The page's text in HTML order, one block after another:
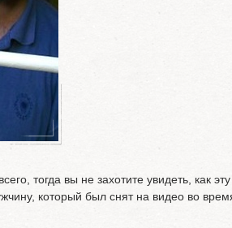
тогда вы не захотите увидеть, как эту
который был снят на видео во